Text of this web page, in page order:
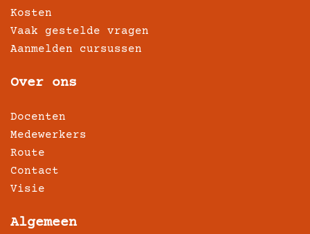
Kosten
Vaak gestelde vragen
Aanmelden cursussen
Over ons
Docenten
Medewerkers
Route
Contact
Visie
Algemeen